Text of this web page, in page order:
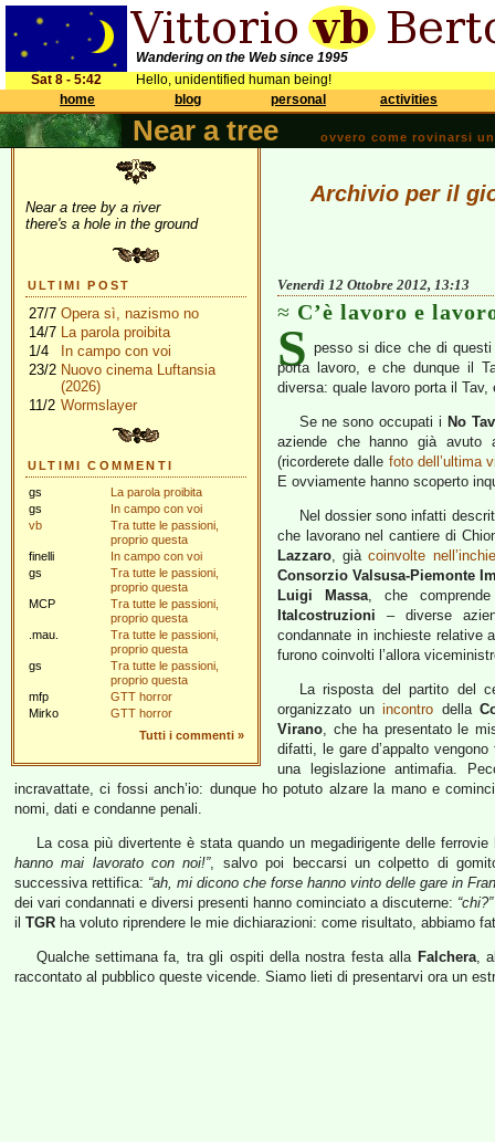
Wandering on the Web since 1995
Sat 8 - 5:42
Hello, unidentified human being!
home
blog personal activities
Near a tree ovvero come rovinarsi
Near a tree by a river
there's a hole in the ground
ULTIMI POST
27/7 Opera sì, nazismo no
14/7 La parola proibita
1/4
In campo con voi
23/2 Nuovo cinema Luftansia
(2026)
11/2 Wormslayer
ULTIMI COMMENTI
gs
La parola proibita
gs
In campo con voi
vb
Tra tutte le passioni,
proprio questa
finelli
In campo con voi
gs
Tra tutte le passioni,
proprio questa
MCP
Tra tutte le passioni,
proprio questa
.mau.
Tra tutte le passioni,
proprio questa
gs
Tra tutte le passioni,
proprio questa
mfp
GTT horror
Mirko
GTT horror
Tutti i commenti »
Archivio per il
Venerdì 12 Ottobre 2012, 13:13
C’è lavoro e
S pesso si dice che di
porta lavoro, e che dunque il
diversa: quale lavoro porta il Tav,
Se ne sono occupati i No Tav
aziende che hanno già
(ricorderete dalle foto dell’ultima
E ovviamente hanno scoperto
Nel dossier sono infatti
che lavorano nel cantiere di
Lazzaro, giàcoinvolte
Consorzio Valsusa-Piemonte
Luigi Massa, che
Italcostruzioni – diverse
condannate in inchieste relative
furono coinvolti l’allora
La risposta del partito del
organizzato unincontro della
Virano, che ha presentato le
difatti, le gare d’appalto
una legislazione antimafia.
incravattate, ci fossi anch’io: dunque ho potuto alzare la mano e
nomi, dati e condanne penali.
La cosa più divertente è stata quando un megadirigente delle
hanno mai lavorato con noi!”, salvo poi beccarsi un colpetto di
successiva rettifica: “ah, mi dicono che forse hanno vinto delle gare in
dei vari condannati e diversi presenti hanno cominciato a discuterne:
il TGR ha voluto riprendere le mie dichiarazioni: come risultato, abbiamo
Qualche settimana fa, tra gli ospiti della nostra festa alla Falchera,
raccontato al pubblico queste vicende. Siamo lieti di presentarvi ora un